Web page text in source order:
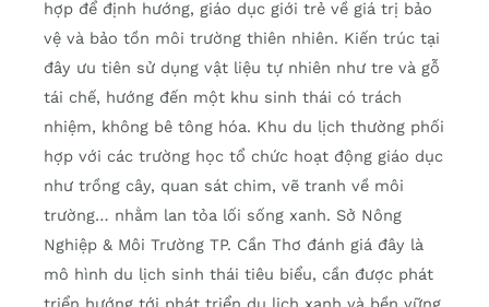
hợp để định hướng, giáo dục giới trẻ về giá trị bảo
vệ và bảo tồn môi trường thiên nhiên. Kiến trúc tại
đây ưu tiên sử dụng vật liệu tự nhiên như tre và gỗ
tái chế, hướng đến một khu sinh thái có trách
nhiệm, không bê tông hóa. Khu du lịch thường phối
hợp với các trường học tổ chức hoạt động giáo dục
như trồng cây, quan sát chim, vẽ tranh về môi
trường… nhằm lan tỏa lối sống xanh. Sở Nông
Nghiệp & Môi Trường TP. Cần Thơ đánh giá đây là
mô hình du lịch sinh thái tiêu biểu, cần được phát